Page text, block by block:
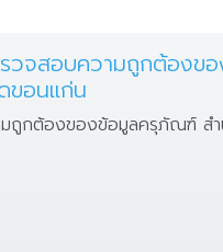
รวจสอบความถูกต้องข
อนแก่น
มถูกต้องของข้อมูลครุภัณฑ์ ส